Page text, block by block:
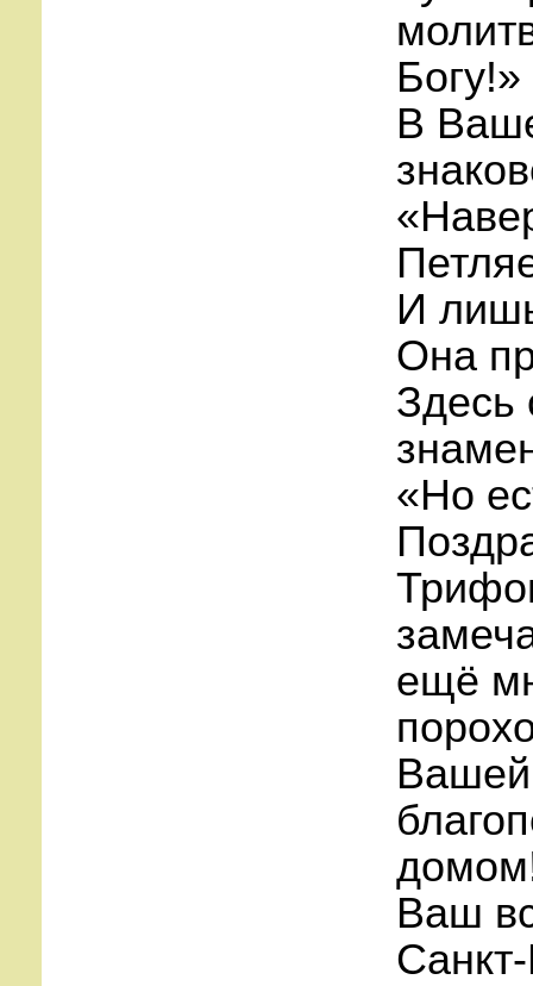
В
И
Она
Здесь
«Но
ещё
Ваш